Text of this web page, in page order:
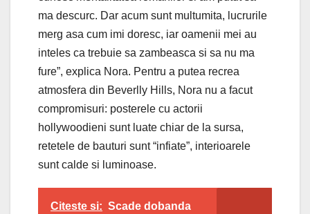
ma descurc. Dar acum sunt multumita, lucrurile
merg asa cum imi doresc, iar oamenii mei au
inteles ca trebuie sa zambeasca si sa nu ma
fure”, explica Nora. Pentru a putea recrea
atmosfera din Beverlly Hills, Nora nu a facut
compromisuri: posterele cu actorii
hollywoodieni sunt luate chiar de la sursa,
retetele de bauturi sunt “infiate”, interioarele
sunt calde si luminoase.
Citeste si: Scade dobanda